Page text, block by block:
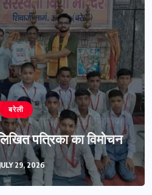
बरेली
पत्रिका का विमोचन
JULY 29, 2026